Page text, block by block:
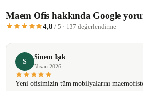
Maem Ofis hakkında Google
4,8 / 5 · 137 değerlendirme
S
Sinem Işık
Nisan 2026
Yeni ofisimizin tüm mobilyalarını